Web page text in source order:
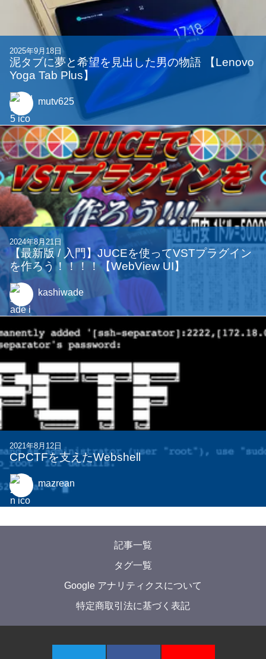
2025年9月18日
泥タブに夢と希望を見出した男の物語 【Lenovo
Yoga Tab Plus】
mutv625
2024年8月21日
【最新版 / 入門】JUCEを使ってVSTプラグイン
を作ろう！！！！【WebView UI】
kashiwade
2021年8月12日
CPCTFを支えたWebshell
mazrean
記事一覧
タグ一覧
Google アナリティクスについて
特定商取引法に基づく表記